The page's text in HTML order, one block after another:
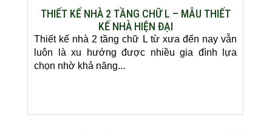
THIẾT KẾ NHÀ 2 TẦNG CHỮ L – MẪU THIẾT
KẾ NHÀ HIỆN ĐẠI
Thiết kế nhà 2 tầng chữ L từ xưa đến nay vẫn
luôn là xu hướng được nhiều gia đình lựa
chọn nhờ khả năng...